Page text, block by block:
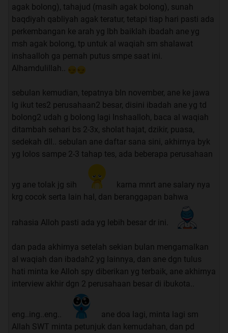
Syarat : Amalkan & baca dengan dawam (terus-menerus)
sampai terlihatatsar(bukti) dari amalan tersebut. Begitu
saya diwejang oleh guru saya dulu. Namun untuk pemula,
coba lakukan hal di atas tanpa terlewat dalam waktu 90
hari. Catat perjalanannya dan diikuti dengan puasa-puasa
sunnah lainnya, untuk memperkuat aura keberhasilan.
Alhamdulillah segala sesuatu akan melimpah ruah di
dalam kehidupan Anda semoga; tidak kurang suatu apa.
TS sudah membuktikannya. Dan kejadian tidak diduga-
duga yang membantu kita seolah-olah datang dengan
sendirinya, atau di istilah modern sekarang LOA (Law of
Attraction) akan dengan mudah terjadi.
Semoga para sesepuh berkenan untuk membabar semua
hal tentang amalan tersebut, karena mohon maaf puh
saya hanya bisa mengamalkan dan menikmati hasilnya.
Oh ya, kaskuser yang budiman - semoga semua berkenan
dan dapat membantu sesama. Intinya adalah keyakinan
dan istiqomah. Jika sudah 90 hari pengalaman &
pengamalan silahkan memberikan update kesini gan.
Sekali lagi ini hanya sharing dan semoga sesepuh
membantu memberikan bimbingan kepada saya pribadi &
kita semua.
agak bolong), tahajud (masih agak bolong), sunah
baqdiyah qabliyah agak teratur, tetapi tiap hari pasti ada
perkembangan ke arah yg lbh baiklah ibadah ane yg
msh agak bolong, tp untuk al waqiah sm shalawat
inshaalloh ga pernah putus smpe saat ini.
Alhamdulillah..
sebulan kemudian, tepatnya bln november, ane ke jawa
lg ikut tes2 perusahaan2 besar, disini ibadah ane yg td
bolong2 udah g bolong lagi Inshaalloh, baca al waqiah
ditambah sehari bs 2-3x, sholat hajat, dzikir, puasa,
sedekah dll.. sebulan ane daftar sana sini, akhirnya byk
yg lolos sampe 2-3 tahap tes, ada beberapa perusahaan
yg ane tolak jg sih
karna mnrt ane salary nya
krg cocok serta lain hal, dan beranggapan bahwa
rahasia Alloh pasti ada yg lebih besar dr ini.
dan pada akhirnya setelah sekian bulan mengamalkan
al waqiah dan ibadah2 yg lainnya, dan ane dgn tulus
hati minta ke Alloh spy diberikan yg terbaik, ane akhirnya
interview akhir dgn 2 perusahaan besar di ibukota..
eng..ing..eng..
ane doa lagi, minta lagi sm
Allah SWT minta petunjuk dan kemudahan, dan pd